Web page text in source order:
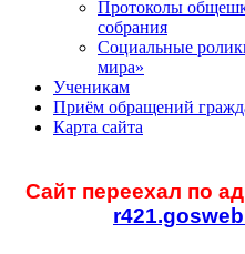
Протоколы
собрания
Социальные
мира»
Ученикам
Приём обращений
Карта сайта
Сайт переехал по